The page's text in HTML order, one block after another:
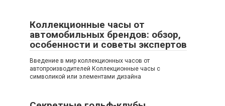
Коллекционные часы от
автомобильных брендов: обзор,
особенности и советы экспертов
Введение в мир коллекционных часов от
автопроизводителей Коллекционные часы с
символикой или элементами дизайна